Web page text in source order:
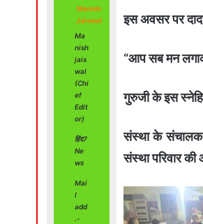
Manish
Jaiswal
Ma
nish
jais
wal
(Chi
ef
Edit
or)
हिंद7
Ne
ws
Mai
l
add
.-
इस अवसर पर
“आप सब मन
गुरुजी के इस
संस्था के संचालक
संस्था परिवार